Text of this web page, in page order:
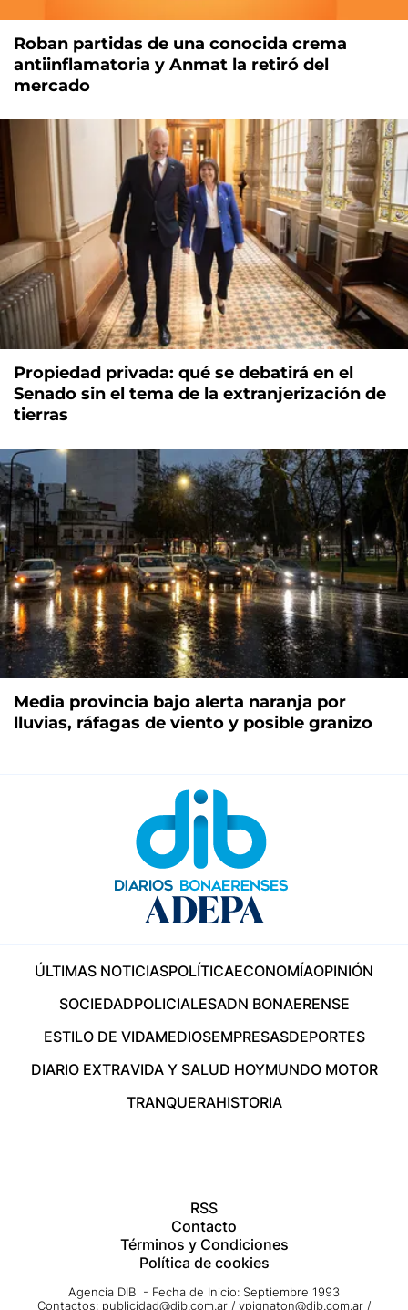
Roban partidas de una conocida crema
antiinflamatoria y Anmat la retiró del
mercado
Propiedad privada: qué se debatirá en el
Senado sin el tema de la extranjerización de
tierras
Media provincia bajo alerta naranja por
lluvias, ráfagas de viento y posible granizo
ÚLTIMAS NOTICIASPOLÍTICAECONOMÍAOPINIÓN
SOCIEDADPOLICIALESADN BONAERENSE
ESTILO DE VIDAMEDIOSEMPRESASDEPORTES
DIARIO EXTRAVIDA Y SALUD HOYMUNDO MOTOR
TRANQUERAHISTORIA
RSS
Contacto
Términos y Condiciones
Política de cookies
Agencia DIB - Fecha de Inicio: Septiembre 1993
Contactos: publicidad@dib.com.ar / vpignaton@dib.com.ar /